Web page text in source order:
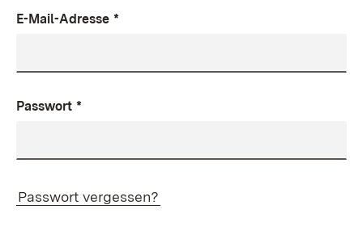
E-Mail-Adresse *
Passwort *
Passwort vergessen?